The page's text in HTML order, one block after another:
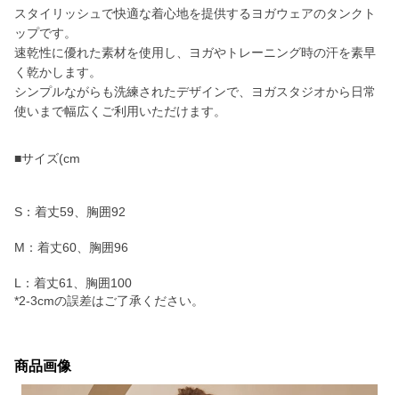
スタイリッシュで快適な着心地を提供するヨガウェアのタンクト
ップです。
速乾性に優れた素材を使用し、ヨガやトレーニング時の汗を素早
く乾かします。
シンプルながらも洗練されたデザインで、ヨガスタジオから日常
使いまで幅広くご利用いただけます。
■サイズ(cm
S：着丈59、胸囲92
M：着丈60、胸囲96
L：着丈61、胸囲100
*2-3cmの誤差はご了承ください。
商品画像